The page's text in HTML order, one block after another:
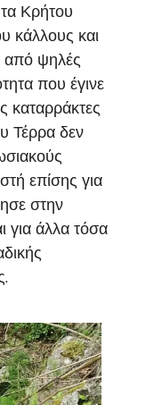
Κρήτου
κάλλους και
από ψηλές
που έγινε
Τέρρα δεν
επίσης για
στην
για άλλα τόσα